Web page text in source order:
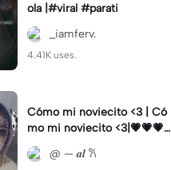
ola |#viral #parati
_iamferv.
4.41K uses.
Cómo mi noviecito <3 | Có
mo mi noviecito <3|💗💗💗
💗
@ — 𝒂𝒍 𐙚